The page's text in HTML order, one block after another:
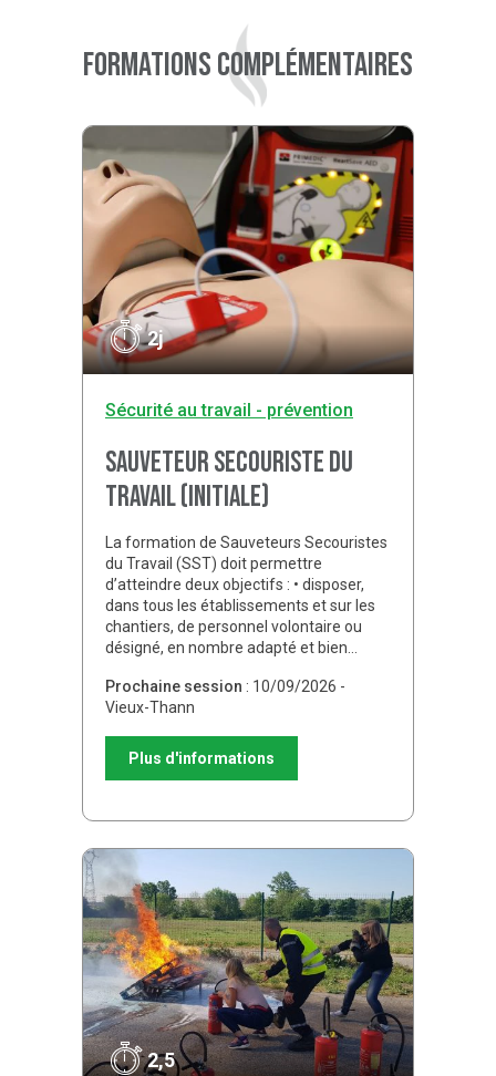
Formations complémentaires
2j
Sécurité au travail - prévention
Sauveteur secouriste du
travail (initiale)
La formation de Sauveteurs Secouristes
du Travail (SST) doit permettre
d’atteindre deux objectifs : • disposer,
dans tous les établissements et sur les
chantiers, de personnel volontaire ou
désigné, en nombre adapté et bien…
Prochaine session : 10/09/2026 -
Vieux-Thann
Plus d'informations
2,5